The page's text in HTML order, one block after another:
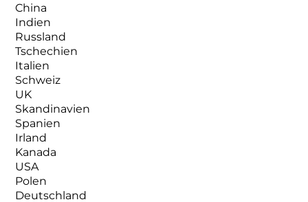
China
Indien
Russland
Tschechien
Italien
Schweiz
UK
Skandinavien
Spanien
Irland
Kanada
USA
Polen
Deutschland